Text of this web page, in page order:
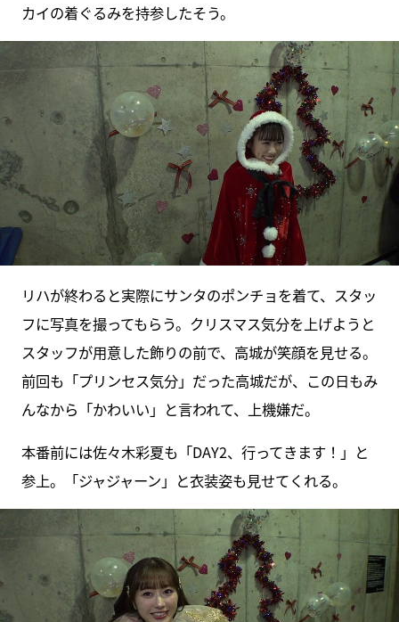
カイの着ぐるみを持参したそう。
リハが終わると実際にサンタのポンチョを着て、スタッ
フに写真を撮ってもらう。クリスマス気分を上げようと
スタッフが用意した飾りの前で、高城が笑顔を見せる。
前回も「プリンセス気分」だった高城だが、この日もみ
んなから「かわいい」と言われて、上機嫌だ。
本番前には佐々木彩夏も「DAY2、行ってきます！」と
参上。「ジャジャーン」と衣装姿も見せてくれる。